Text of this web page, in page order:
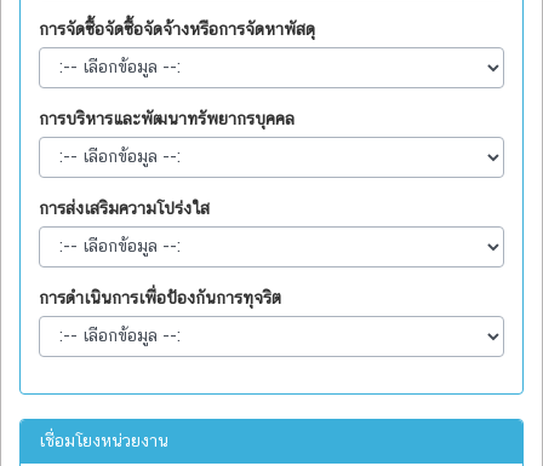
การจัดซื้อจัดซื้อจัดจ้างหรือการจัดหาพัสดุ
การบริหารและพัฒนาทรัพยากรบุคคล
การส่งเสริมความโปร่งใส
การดำเนินการเพื่อป้องกันการทุจริต
เชื่อมโยงหน่วยงาน